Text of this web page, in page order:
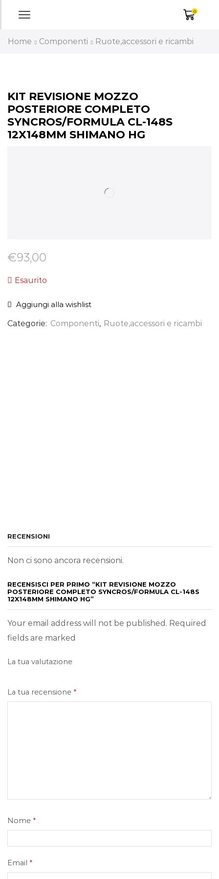
0
Home Componenti Ruote,accessori e ricambi
KIT REVISIONE MOZZO
POSTERIORE COMPLETO
SYNCROS/FORMULA CL-148S
12X148MM SHIMANO HG
€93,00
Esaurito
Aggiungi alla wishlist
Categorie: Componenti, Ruote,accessori e ricambi
RECENSIONI
Non ci sono ancora recensioni.
RECENSISCI PER PRIMO “KIT REVISIONE MOZZO
POSTERIORE COMPLETO SYNCROS/FORMULA CL-148S
12X148MM SHIMANO HG”
Your email address will not be published. Required
fields are marked
La tua valutazione
La tua recensione *
Nome *
Email *